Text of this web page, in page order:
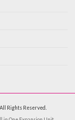
Rights Reserved.